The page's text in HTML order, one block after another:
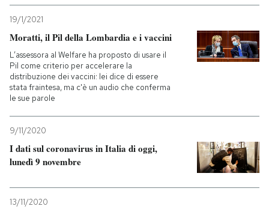
19/1/2021
Moratti, il Pil della Lombardia e i vaccini
L’assessora al Welfare ha proposto di usare il
Pil come criterio per accelerare la
distribuzione dei vaccini: lei dice di essere
stata fraintesa, ma c'è un audio che conferma
le sue parole
9/11/2020
I dati sul coronavirus in Italia di oggi,
lunedì 9 novembre
13/11/2020